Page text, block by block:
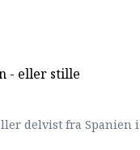
- eller stille
delvist fra Spanien i